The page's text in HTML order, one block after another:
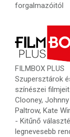
forgalmazóitól
FILMBOX PLUS
Szupersztárok
színészei
Clooney,
Paltrow, Kate
- Kitűnő
legnevesebb